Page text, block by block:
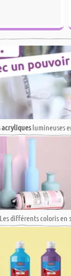
lumineuses
différents coloris en